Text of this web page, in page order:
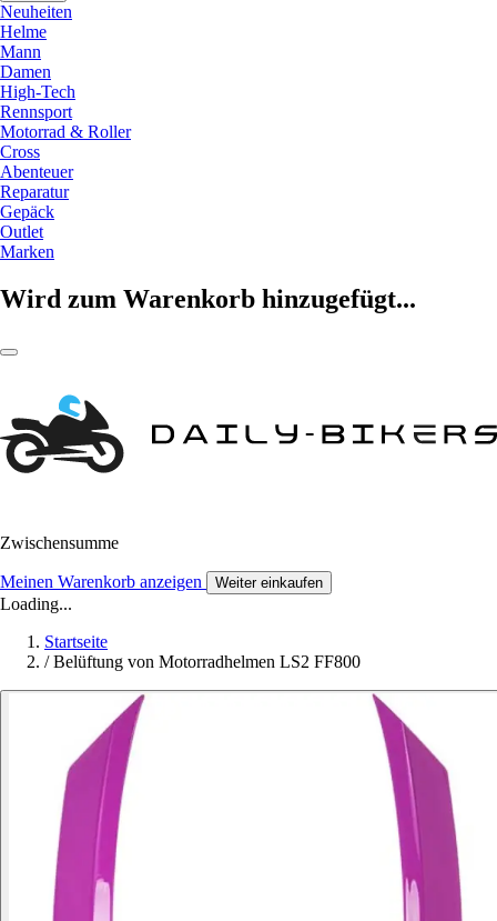
Neuheiten
Helme
Mann
Damen
High-Tech
Rennsport
Motorrad & Roller
Cross
Abenteuer
Reparatur
Gepäck
Outlet
Marken
Wird zum Warenkorb hinzugefügt...
Zwischensumme
Meinen Warenkorb anzeigen Weiter einkaufen
Loading...
Startseite
/ Belüftung von Motorradhelmen LS2 FF800